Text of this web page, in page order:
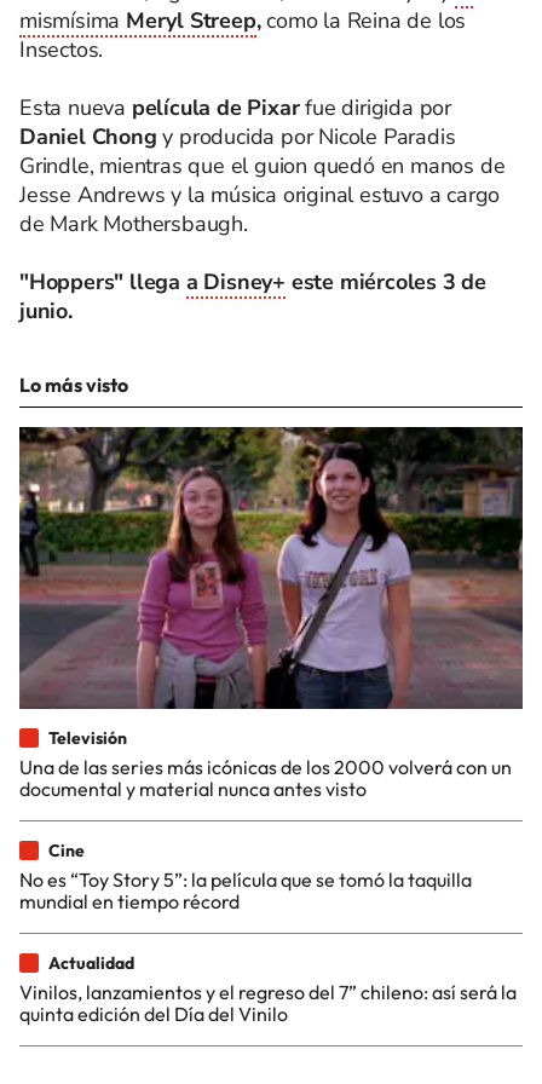
mismísima Meryl Streep,como la Reina de los
Insectos.
Esta nueva película de Pixarfue dirigida por
Daniel Chong y producida por Nicole Paradis
Grindle, mientras que el guion quedó en manos de
Jesse Andrews y la música original estuvo a cargo
de Mark Mothersbaugh.
"Hoppers" llega a Disney+ este miércoles 3 de
junio.
Lo más visto
Televisión
Una de las series más icónicas de los 2000 volverá con un
documental y material nunca antes visto
Cine
No es “Toy Story 5”: la película que se tomó la taquilla
mundial en tiempo récord
Actualidad
Vinilos, lanzamientos y el regreso del 7” chileno: así será la
quinta edición del Día del Vinilo